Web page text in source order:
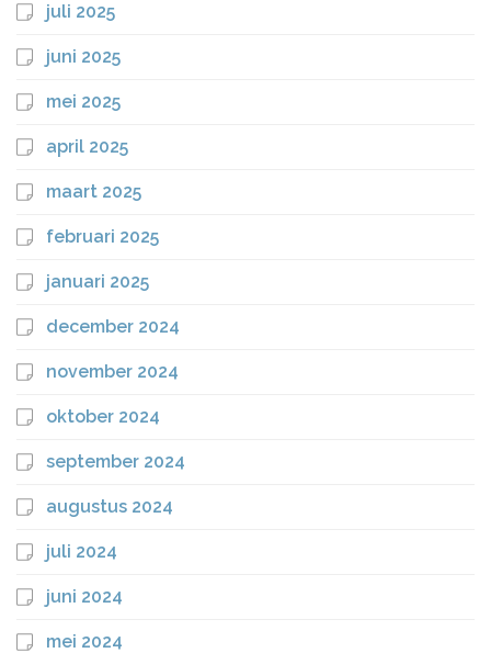
juli 2025
juni 2025
mei 2025
april 2025
maart 2025
februari 2025
januari 2025
december 2024
november 2024
oktober 2024
september 2024
augustus 2024
juli 2024
juni 2024
mei 2024